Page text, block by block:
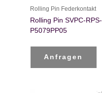
Rolling Pin Federkontakt
Rolling Pin SVPC-RPS-
P5079PP05
Anfragen